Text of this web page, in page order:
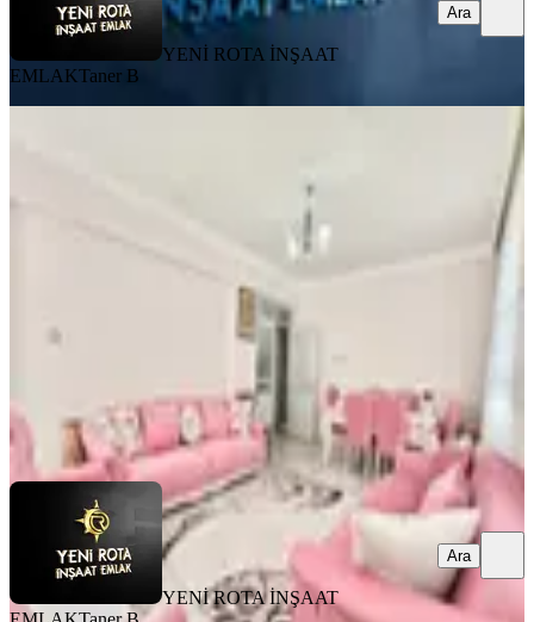
YENİ ROTA İNŞAAT
EMLAKTaner B
Ara
Onikişubat, Necip Fazıl Mahallesi
· 4. Kat·03.08.2026
YENİ ROTA İNŞAAT EMLAK
YENİ ROTA İNŞAAT
Ara